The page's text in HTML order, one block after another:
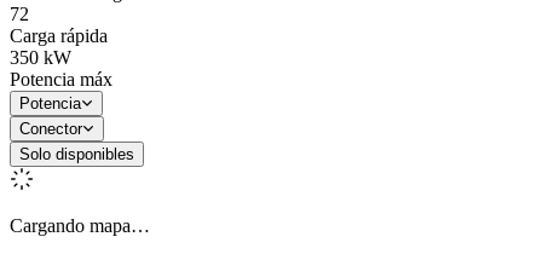
72
Carga rápida
350 kW
Potencia máx
Potencia
Conector
Solo disponibles
Cargando mapa…